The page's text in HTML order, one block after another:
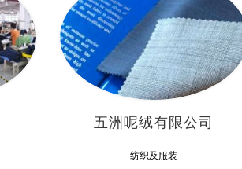
五洲呢绒有限公司
纺织及服装